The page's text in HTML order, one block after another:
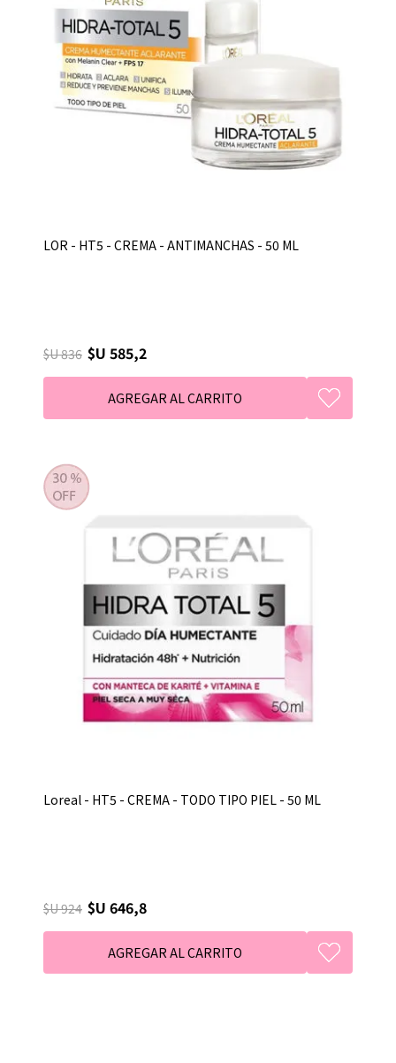
LOR - HT5 - CREMA - ANTIMANCHAS - 50 ML
$U 836 $U 585,2
Loreal - HT5 - CREMA - TODO TIPO PIEL - 50 ML
$U 924 $U 646,8